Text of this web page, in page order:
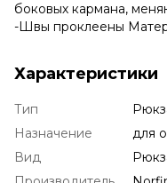
боковых кармана,
-Швы проклеены
Характеристики
Тип
Назначение
для
Вид